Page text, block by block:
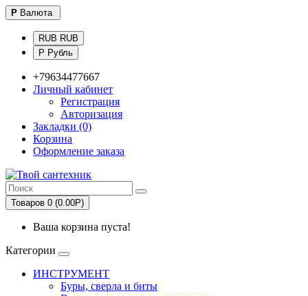
Р Валюта
RUB RUB
Р Рубль
+79634477667
Личный кабинет
Регистрация
Авторизация
Закладки (0)
Корзина
Оформление заказа
Товаров 0 (0.00Р)
Ваша корзина пуста!
Категории
ИНСТРУМЕНТ
Буры, сверла и биты